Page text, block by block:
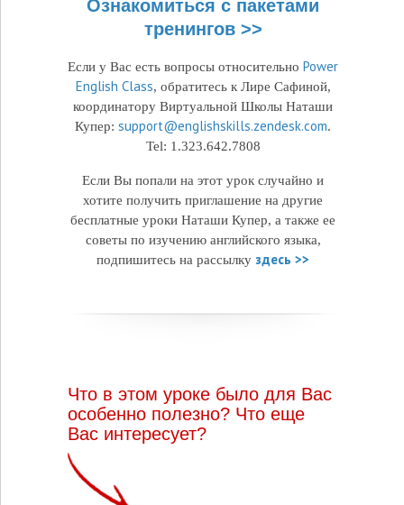
Ознакомиться с пакетами
тренингов >>
Если у Вас есть вопросы относительно Power
English Class, обратитесь к Лире Сафиной,
координатору Виртуальной Школы Наташи
Купер: support@englishskills.zendesk.com.
Tel: 1.323.642.7808
Если Вы попали на этот урок случайно и
хотите получить приглашение на другие
бесплатные уроки Наташи Купер, а также ее
советы по изучению английского языка,
подпишитесь на рассылку здесь >>
Что в этом уроке было для Вас
особенно полезно? Что еще
Вас интересует?